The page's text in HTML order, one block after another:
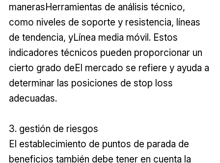
manerasHerramientas de análisis técnico,
como niveles de soporte y resistencia, líneas
de tendencia, yLínea media móvil. Estos
indicadores técnicos pueden proporcionar un
cierto grado deEl mercado se refiere y ayuda a
determinar las posiciones de stop loss
adecuadas.
3. gestión de riesgos
El establecimiento de puntos de parada de
beneficios también debe tener en cuenta la